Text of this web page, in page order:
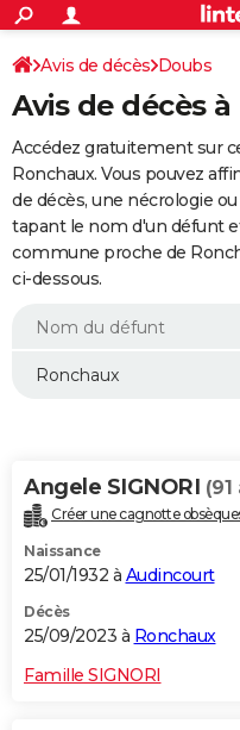
ACTUALITÉS
Politique
Société
Faits Divers
Education
Monde
Villes
+
SPORT
Coupe du monde 2026
Football
Tennis
Cyclisme
Rugby
Forum
Programme TV
TNT
Streaming
Cinéma
Sorties cinéma
Musique
+
FINANCE
Retraite
Epargne
Immobilier
Risques naturels par ville
Assurance
AUTO
Essais
Réserver un essai
Citadines
Berlines
SUV
Forum auto
+HIGH-TECH
BRICOLAGE
WEEK-END
Alimentation
Guide de la santé
Maladies
Médicaments
Sommeil
VOYAGE
Destinations
City break
Voyage nature
Voyage de noces
Forum
Climat
+PHOTO
GUIDES D'ACHAT
Avis de décès Doubs
Avis de décès
Accédez gratuitement sur
Ronchaux. Vous pouvez
de décès, une nécrologie
tapant le nom d'un défunt
commune proche de
ci-dessous.
Angele SIGNORI (91
Créer une cagnotte
Naissance
25/01/1932 à Audincourt
Décès
25/09/2023 à Ronchaux
Famille SIGNORI